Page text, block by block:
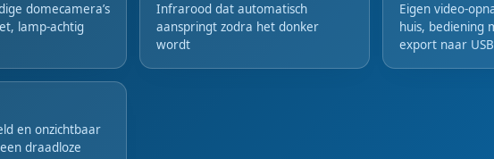
domecamera’s
lamp-achtig
Infrarood dat automatisch
aanspringt zodra het donker
wordt
Eigen video-
huis, bediening
export naar USB
en onzichtbaar
draadloze